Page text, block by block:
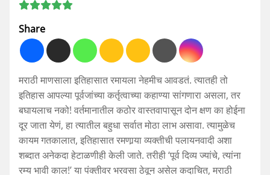
Share
मराठी माणसाला इतिहासात रमायला नेहमीच आवडतं. त्यातही तो
इतिहास आपल्या पूर्वजांच्या कर्तृत्वाच्या कहाण्या सांगणारा असला, तर
बघायलाच नको! वर्तमानातील कठोर वास्तवापासून दोन क्षण का होईना
दूर जाता येणं, हा त्यातील बहुधा सर्वात मोठा लाभ असावा. त्यामुळेच
कायम गतकालात, इतिहासात रमणार्‍या व्यक्तीची पलायनवादी अशा
शब्दात अनेकदा हेटाळणीही केली जाते. तरीही ‘पूर्व दिव्य ज्यांचे, त्यांना
रम्य भावी काल!’ या पंक्तीवर भरवसा ठेवून असेल कदाचित, मराठी